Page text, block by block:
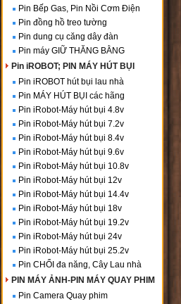
Pin Bếp Gas, Pin Nồi Cơm Điện
Pin đồng hồ treo tường
Pin dung cụ căng dây đàn
Pin máy GIỮ THĂNG BẰNG
Pin iROBOT; PIN MÁY HÚT BỤI
Pin iROBOT hút bụi lau nhà
Pin MÁY HÚT BỤI các hãng
Pin iRobot-Máy hút bụi 4.8v
Pin iRobot-Máy hút bụi 7.2v
Pin iRobot-Máy hút bụi 8.4v
Pin iRobot-Máy hút bụi 9.6v
Pin iRobot-Máy hút bụi 10.8v
Pin iRobot-Máy hút bụi 12v
Pin iRobot-Máy hút bụi 14.4v
Pin iRobot-Máy hút bụi 18v
Pin iRobot-Máy hút bụi 19.2v
Pin iRobot-Máy hút bụi 24v
Pin iRobot-Máy hút bụi 25.2v
Pin CHỔI đa năng, Cây Lau nhà
PIN MÁY ẢNH-PIN MÁY QUAY PHIM
Pin Camera Quay phim